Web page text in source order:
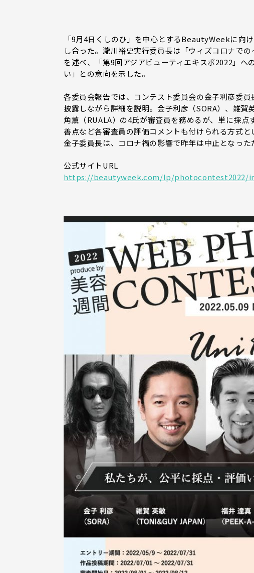
「9月4日くしのひ」を中心とするBeautyWeekに向
し合った。瀧川裕史実行委員長は「ウィズコロナで
を述べ、「第9回アジアビューティエキスポ2022」
い」との意向を示した。
各委員会報告では、コンテスト委員会の金子利彦委
披露しながら詳細を説明。金子利彦（SORA）、雑賀
角薫（RUALA）の4氏が審査員を務めるが、単に採
善点など各審査員の評価コメントも付けられる方式と
金子委員長は、コロナ禍の影響で昨年は中止となっ
公式サイトURL
https://beautyweek.com/lp/photocontest2022/